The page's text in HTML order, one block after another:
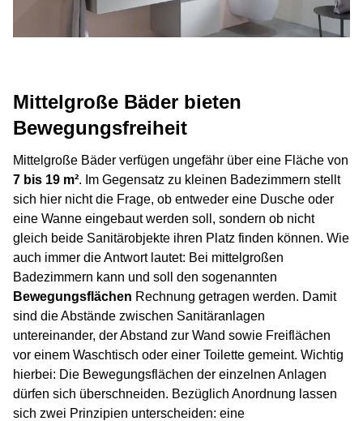
Mittelgroße Bäder bieten
Bewegungsfreiheit
Mittelgroße Bäder verfügen ungefähr über eine Fläche von
7 bis 19 m². Im Gegensatz zu kleinen Badezimmern stellt
sich hier nicht die Frage, ob entweder eine Dusche oder
eine Wanne eingebaut werden soll, sondern ob nicht
gleich beide Sanitärobjekte ihren Platz finden können. Wie
auch immer die Antwort lautet: Bei mittelgroßen
Badezimmern kann und soll den sogenannten
Bewegungsflächen Rechnung getragen werden. Damit
sind die Abstände zwischen Sanitäranlagen
untereinander, der Abstand zur Wand sowie Freiflächen
vor einem Waschtisch oder einer Toilette gemeint. Wichtig
hierbei: Die Bewegungsflächen der einzelnen Anlagen
dürfen sich überschneiden. Bezüglich Anordnung lassen
sich zwei Prinzipien unterscheiden: eine